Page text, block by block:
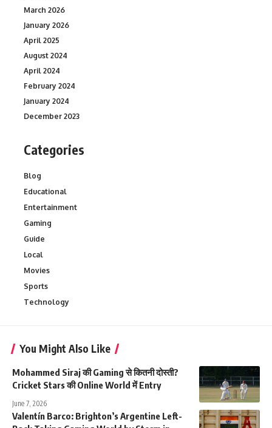
March 2026
January 2026
April 2025
August 2024
April 2024
February 2024
January 2024
December 2023
Categories
Blog
Educational
Entertainment
Gaming
Guide
Local
Movies
Sports
Technology
You Might Also Like
Mohammed Siraj की Gaming से कितनी दोस्ती?
Cricket Stars की Online World में Entry
June 7, 2026
Valentín Barco: Brighton’s Argentine Left-